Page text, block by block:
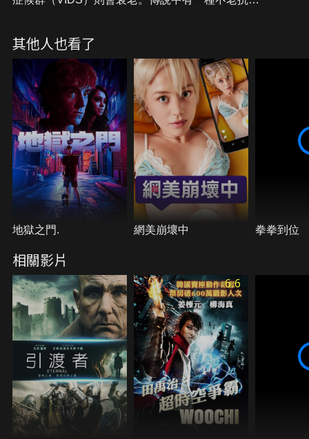
一位失意導演無意間被捲入這場關於愛、嫉妒、仇恨
與犧牲的命運糾葛。
其他人也看了
地獄之門. 網美崩壞中 拳拳到位
相關影片
6.6